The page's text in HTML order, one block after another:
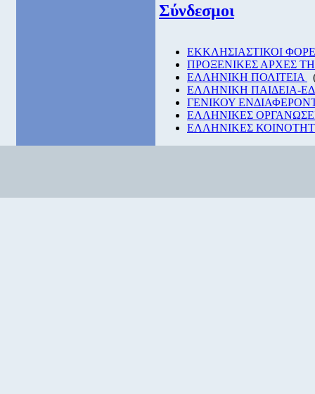
Σύνδεσμοι
EKKΛΗΣΙΑΣΤΙΚΟΙ
ΠΡΟΞΕΝΙΚΕΣ ΑΡΧΕΣ
ΕΛΛΗΝΙΚΗ ΠΟΛΙΤΕΙΑ
ΕΛΛΗΝΙΚΗ ΠΑΙΔΕΙΑ-
ΓΕΝΙΚΟΥ
ΕΛΛΗΝΙΚΕΣ
ΕΛΛΗΝΙΚΕΣ